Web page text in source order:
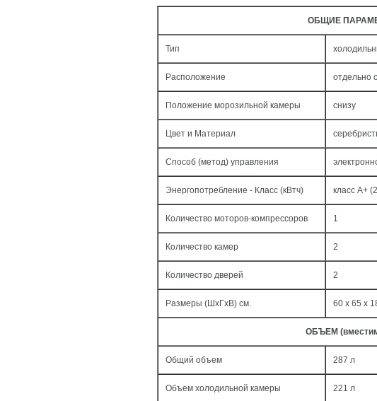
ОБЩИЕ
Тип
Расположение отдельно
Положение морозильной камеры снизу
Цвет и Материал
Способ (метод) управления
Энергопотребление - Класс (кВтч) класс A+
Количество моторов-компрессоров 1
Количество камер 2
Количество дверей 2
Размеры (ШxГxВ) см. 60 x 65 x
ОБЪЕМ
Общий объем 287 л
Объем холодильной камеры 221 л